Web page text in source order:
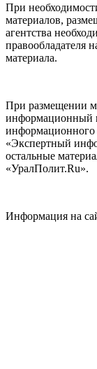
При
материалов,
агентства
правообладателя
материала.
При размещении
информационный
информационного
«Экспертный
остальные
«УралПолит.Ru».
Информация на